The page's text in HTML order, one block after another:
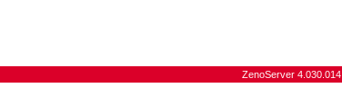
ZenoServer 4.030.014